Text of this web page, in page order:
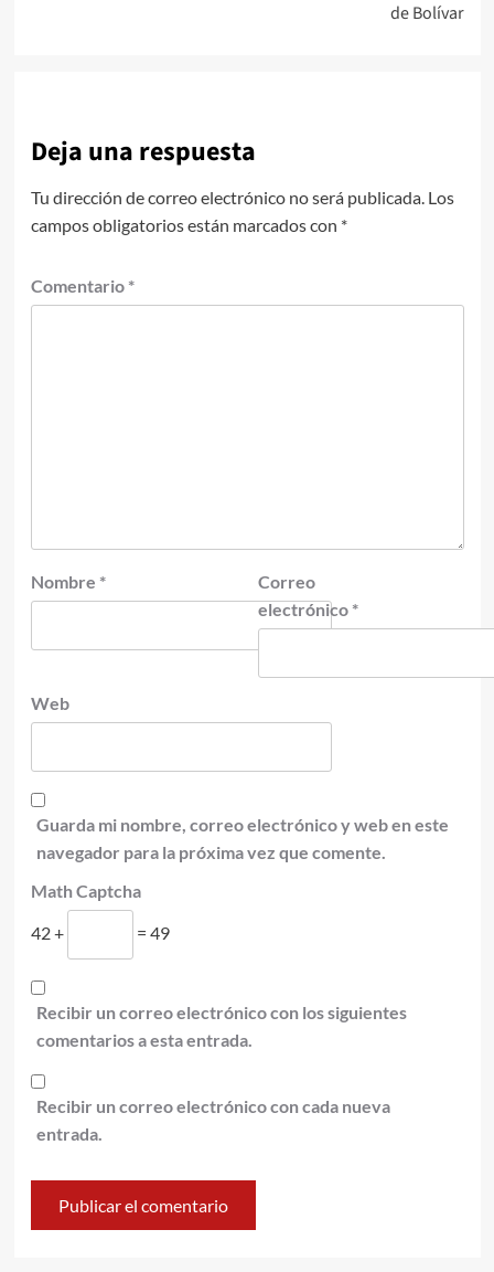
de Bolívar
Deja una respuesta
Tu dirección de correo electrónico no será publicada. Los
campos obligatorios están marcados con *
Comentario *
Nombre *
Correo
electrónico *
Web
Guarda mi nombre, correo electrónico y web en este
navegador para la próxima vez que comente.
Math Captcha
42 +
= 49
Recibir un correo electrónico con los siguientes
comentarios a esta entrada.
Recibir un correo electrónico con cada nueva
entrada.